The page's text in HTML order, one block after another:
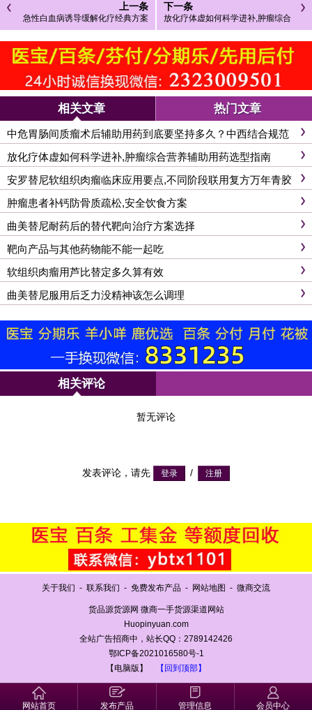
上一条
急性白血病诱导缓解化疗经典方案
解析（适用人群+疗效特点）
下一条
放化疗体虚如何科学进补,肿瘤综合
营养辅助用药选型指南
相关文章 热门文章
中危胃肠间质瘤术后辅助用药到底要坚持多久？中西结合规范
方案
放化疗体虚如何科学进补,肿瘤综合营养辅助用药选型指南
安罗替尼软组织肉瘤临床应用要点,不同阶段联用复方万年青胶
囊分析
肿瘤患者补钙防骨质疏松,安全饮食方案
曲美替尼耐药后的替代靶向治疗方案选择
靶向产品与其他药物能不能一起吃
软组织肉瘤用芦比替定多久算有效
曲美替尼服用后乏力没精神该怎么调理
相关评论
暂无评论
发表评论，请先 /
关于我们 - 联系我们 - 免费发布产品 - 网站地图 - 微商交流
货品源货源网 微商一手货源渠道网站
Huopinyuan.com
全站广告招商中，站长QQ：2789142426
鄂ICP备2021016580号-1
【电脑版】
【回到顶部】
网站首页 发布产品 管理信息 会员中心